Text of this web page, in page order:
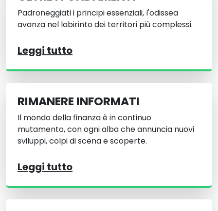
Padroneggiati i principi essenziali, l'odissea
avanza nel labirinto dei territori più complessi.
Leggi tutto
RIMANERE INFORMATI
Il mondo della finanza è in continuo
mutamento, con ogni alba che annuncia nuovi
sviluppi, colpi di scena e scoperte.
Leggi tutto